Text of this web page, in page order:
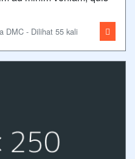
DMC - Dilihat 55 kali